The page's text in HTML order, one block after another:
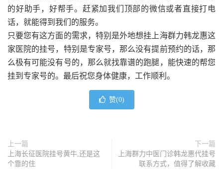
的好助手，好帮手。赶紧加我们顶部的微信或者直接打电
话，就能得到我们的服务。
只要您有这方面的需求，特别是外地想挂上海群力韩龙惠这
家医院的挂号，特别是专家号，那么没有提前预约的话，那
么极有可能没有号的，那么就找靠谱的跑腿，能快速的帮您
挂到专家号的。最后祝您身体健康，工作顺利。
赞(0)
上一篇
上海长征医院挂号黄牛,还是这
个靠的住
下一篇
上海群力中医门诊韩龙惠代挂号
联系方式，值得了解收藏